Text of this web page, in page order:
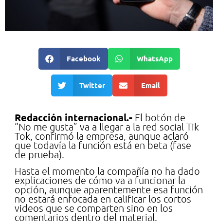
Facebook WhatsApp
Twitter Email
Redacción internacional.- El botón de
“No me gusta” va a llegar a la red social Tik
Tok, confirmó la empresa, aunque aclaró
que todavía la función está en beta (fase
de prueba).
Hasta el momento la compañía no ha dado
explicaciones de cómo va a funcionar la
opción, aunque aparentemente esa función
no estará enfocada en calificar los cortos
videos que se comparten sino en los
comentarios dentro del material.